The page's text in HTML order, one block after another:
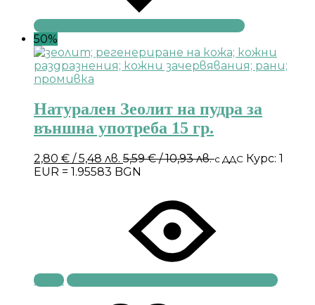
50%
Натурален Зеолит на пудра за
външна употреба 15 гр.
2,80 € / 5,48 лв. 5,59€/ 10,93 лв.с ДДС Курс: 1
EUR = 1.95583 BGN
Купи